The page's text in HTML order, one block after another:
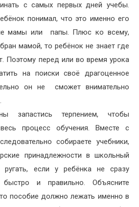
с самых первых дней учебы.
понимал, что это именно его
мамы или папы. Плюс ко всему,
мамой, то ребёнок не знает где
Поэтому перед или во время урока
на поиски своё драгоценное
он не сможет внимательно
запастись терпением, чтобы
весь процесс обучения. Вместе с
собираете учебники,
принадлежности в школьный
если у ребёнка не сразу
быстро и правильно. Объясните
пособие должно лежать именно в